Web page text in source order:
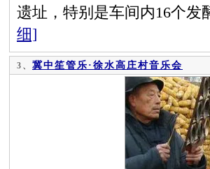
遗址，特别是车间内16个
细]
3、 冀中笙管乐·徐水高庄村音乐会